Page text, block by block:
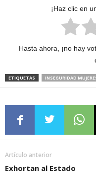
¡Haz clic en
Hasta ahora, ¡no hay
ETIQUETAS INSEGURIDAD
Artículo anterior
Exhortan al Estado